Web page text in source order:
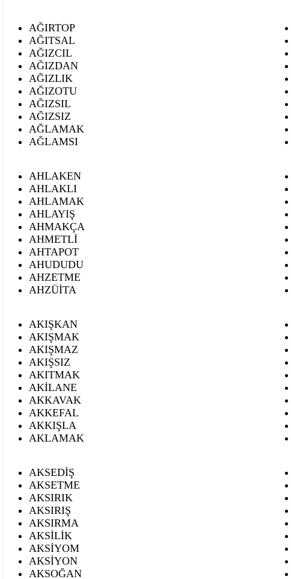
AĞIRTOP
AĞITSAL
AĞIZCIL
AĞIZDAN
AĞIZLIK
AĞIZOTU
AĞIZSIL
AĞIZSIZ
AĞLAMAK
AĞLAMSI
AHLAKEN
AHLAKLI
AHLAMAK
AHLAYIŞ
AHMAKÇA
AHMETLİ
AHTAPOT
AHUDUDU
AHZETME
AHZÜİTA
AKIŞKAN
AKIŞMAK
AKIŞMAZ
AKIŞSIZ
AKITMAK
AKİLANE
AKKAVAK
AKKEFAL
AKKIŞLA
AKLAMAK
AKSEDİŞ
AKSETME
AKSIRIK
AKSIRIŞ
AKSIRMA
AKSİLİK
AKSİYOM
AKSİYON
AKSOĞAN